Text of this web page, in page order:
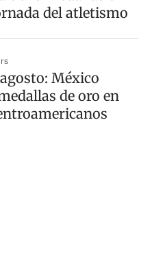
del atletismo
México
de oro en